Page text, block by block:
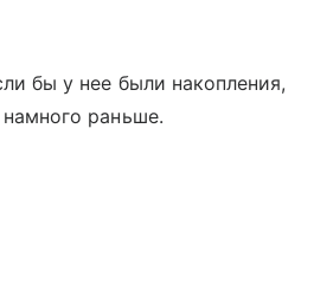
бы у нее были накопления,
раньше.